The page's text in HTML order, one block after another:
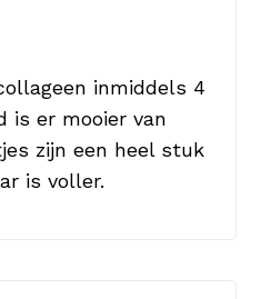
inmiddels 4
is er mooier van
zijn een heel stuk
is voller.